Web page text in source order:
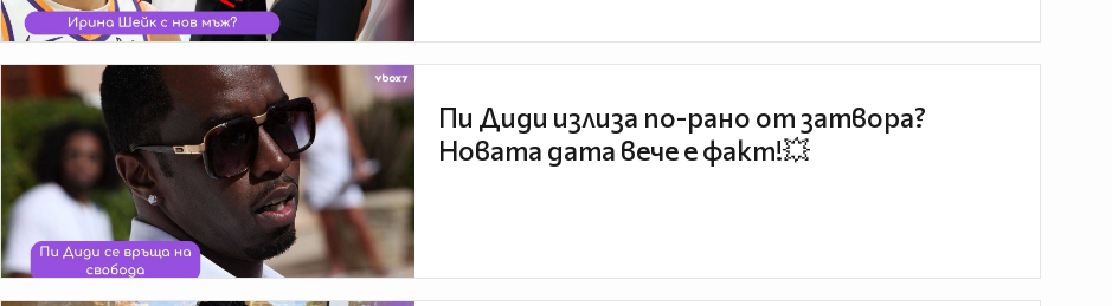
Пи Диди излиза по-рано от затвора?
Новата дата вече е факт!💥